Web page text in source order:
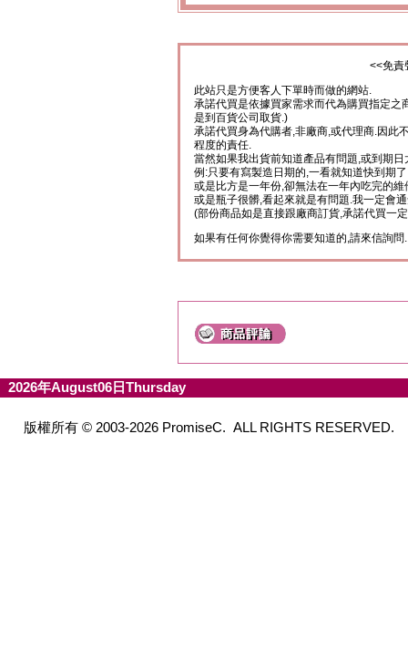
<<免責
此站只是方便客人下單時而做的網站.
承諾代買是依據買家需求而代為購買指定之
是到百貨公司取貨.)
承諾代買身為代購者,非廠商,或代理商.因此
程度的責任.
當然如果我出貨前知道產品有問題,或到期
例:只要有寫製造日期的,一看就知道快到期
或是比方是一年份,卻無法在一年內吃完的維
或是瓶子很髒,看起來就是有問題.我一定會
(部份商品如是直接跟廠商訂貨,承諾代買一
如果有任何你覺得你需要知道的,請來信詢問.
2026年August06日Thursday
版權所有 © 2003-2026 PromiseC. ALL RIGHTS RESERVED.